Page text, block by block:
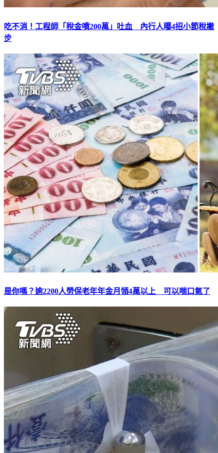
吃不消！工程師「稅金噴200萬」吐血 內行人曝4招小節稅撇
步
是你嗎？逾2200人勞保老年年金月領4萬以上 可以喘口氣了